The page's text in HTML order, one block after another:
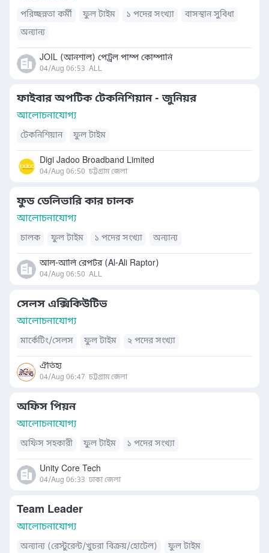
পরিচ্ছন্নতা কর্মী ফুল টাইম ১ পদের সংখ্যা
বাসস্থান সুবিধা
অন্যান্য
JOIL (আনশাল) পেট্রল পাম্প কোম্পানি
04/Aug 06:53 ALL
ফাইবার অপটিক টেকনিশিয়ান - জুনিয়র
আলোচনাযোগ্য
টেকনিশিয়ান ফুল টাইম
Digi Jadoo Broadband Limited
04/Aug 06:50 চট্টগ্রাম জেলা
ফুড ডেলিভারি কার চালক
আলোচনাযোগ্য
চালক ফুল টাইম ১ পদের সংখ্যা অন্যান্য
আল-আলি রেপটর (Al-Ali Raptor)
04/Aug 06:50 ALL
সেলস এক্সিকিউটিভ
আলোচনাযোগ্য
মার্কেটিং/সেলস ফুল টাইম ২ পদের সংখ্যা
ঐতিহ্য
04/Aug 06:47 চট্টগ্রাম জেলা
অফিস পিয়ন
আলোচনাযোগ্য
অফিস সহকারী ফুল টাইম ১ পদের সংখ্যা
Unity Core Tech
04/Aug 06:33 ঢাকা জেলা
Team Leader
আলোচনাযোগ্য
অন্যান্য (রেস্টুরেন্ট/খুচরা বিক্রয়/হোটেল)
ফুল টাইম